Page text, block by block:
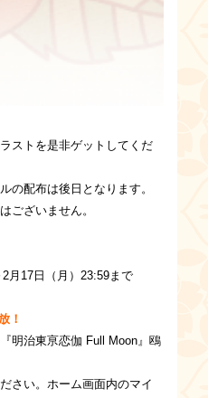
ストを是非ゲットしてくだ
の配布は後日となります。
ございません。
月17日（月）23:59まで
！
明治東亰恋伽 Full Moon』鴎
さい。ホーム画面内のマイ